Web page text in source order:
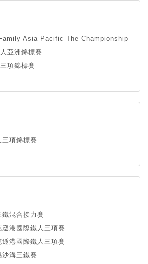
Asia Pacific The Championship
亞洲錦標賽
項錦標賽
項錦標賽
混合接力賽
港國際鐵人三項賽
港國際鐵人三項賽
溝三鐵賽